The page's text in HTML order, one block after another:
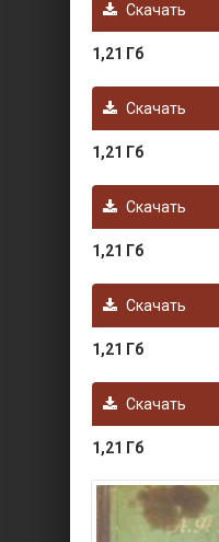
Скачать
1,21 Гб
Скачать
1,21 Гб
Скачать
1,21 Гб
Скачать
1,21 Гб
Скачать
1,21 Гб